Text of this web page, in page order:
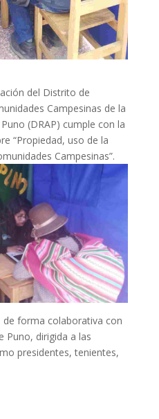
del Distrito de
Campesinas de la
(DRAP) cumple con la
“Propiedad, uso de la
Campesinas”.
de forma colaborativa con
Puno, dirigida a las
presidentes, tenientes,